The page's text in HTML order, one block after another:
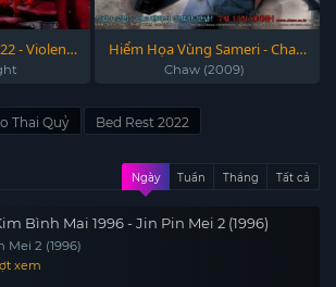
- Violent
Hiểm Họa Vùng Sameri - Chaw
(2009)
Chaw (2009)
Thai Quỷ Bed Rest 2022
Ngày Tuần Tháng Tất cả
Bình Mai 1996 - Jin Pin Mei 2 (1996)
Mei 2 (1996)
xem